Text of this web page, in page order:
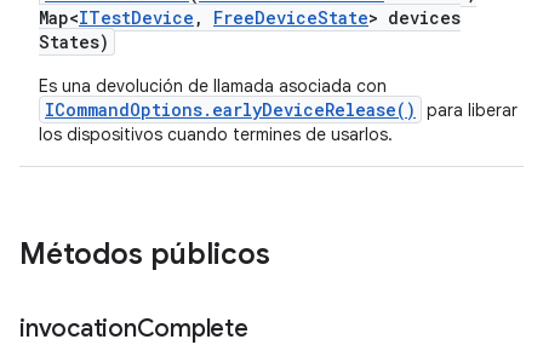
Map<ITestDevice , FreeDeviceState> devices
States)
Es una devolución de llamada asociada con
ICommandOptions.earlyDeviceRelease()
para liberar
los dispositivos cuando termines de usarlos.
Métodos públicos
invocationComplete